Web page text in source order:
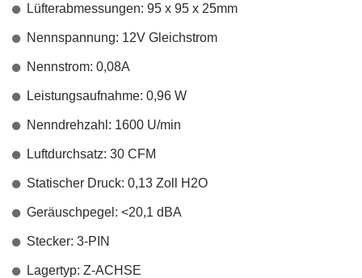
Lüfterabmessungen: 95 x 95 x 25mm
Nennspannung: 12V Gleichstrom
Nennstrom: 0,08A
Leistungsaufnahme: 0,96 W
Nenndrehzahl: 1600 U/min
Luftdurchsatz: 30 CFM
Statischer Druck: 0,13 Zoll H2O
Geräuschpegel: <20,1 dBA
Stecker: 3-PIN
Lagertyp: Z-ACHSE